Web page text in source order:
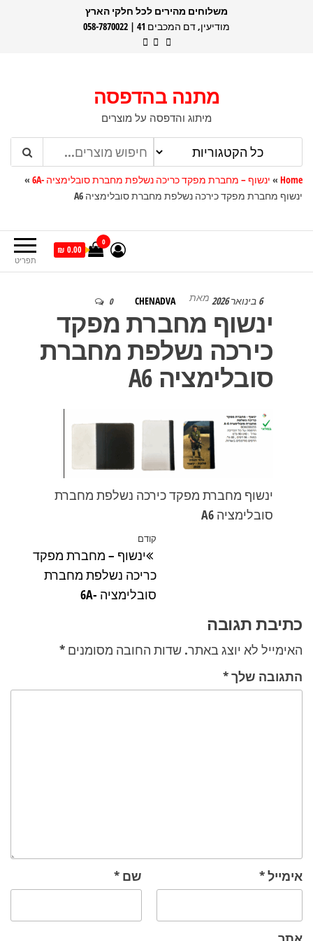
משלוחים מהירים לכל חלקי הארץ
מודיעין, דם המכבים 41 | 058-7870022
מתנה בהדפסה
מיתוג והדפסה על מוצרים
Home
» ינשוף – מחברת מפקד כריכה נשלפת מחברת סובלימציה -6A
»
ינשוף מחברת מפקד כירכה נשלפת מחברת סובלימציה A6
תפריט
0
0.00 ₪
6 בינואר 2026 מאת CHENADVA
0
ינשוף מחברת מפקד
כירכה נשלפת מחברת
סובלימציה A6
ינשוף מחברת מפקד כירכה נשלפת מחברת
סובלימציה A6
הפוסט
הקודם
קודם
ינשוף – מחברת מפקד
כריכה נשלפת מחברת
סובלימציה -6A
כתיבת תגובה
האימייל לא יוצג באתר. שדות החובה מסומנים *
התגובה שלך*
שם * אימייל*